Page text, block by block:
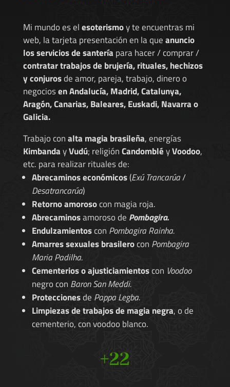
Mi mundo es elesoterismoy te encuentras mi
web, la tarjeta presentación en la queanuncio
los servicios de santería para hacer / comprar /
contratar trabajos de brujería, rituales, hechizos
y conjurosde amor, pareja, trabajo, dinero o
negociosen Andalucía, Madrid, Catalunya,
Aragón, Canarias, Baleares, Euskadi, Navarra o
Galicia.
Trabajo conalta magia brasileña, energías
KimbandayVudú; religiónCandombléyVoodoo,
etc. para realizar rituales de:
Abrecaminos económicos(Exú Trancarúa/
Desatrancarúa)
Retorno amorosocon magia roja.
Abrecaminosamoroso de Pombagira.
Endulzamientoscon Pombagira Rainha.
Amarres sexuales brasilerocon Pombagira
Maria Padilha.
Cementerios o ajusticiamientoscon Voodoo
negro con Baron San Meddi.
Proteccionesde Pappa Legba.
Limpiezas de trabajos de magia negra, o de
cementerio, con voodoo blanco.
+22